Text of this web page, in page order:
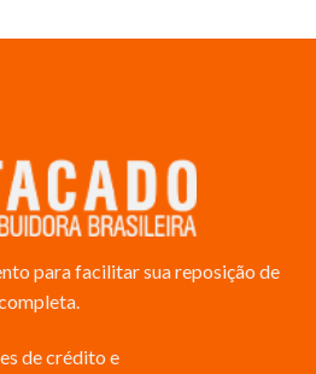
para facilitar sua reposição de